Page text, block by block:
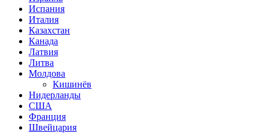
Испания
Италия
Казахстан
Канада
Латвия
Литва
Молдова
Кишинёв
Нидерланды
США
Франция
Швейцария